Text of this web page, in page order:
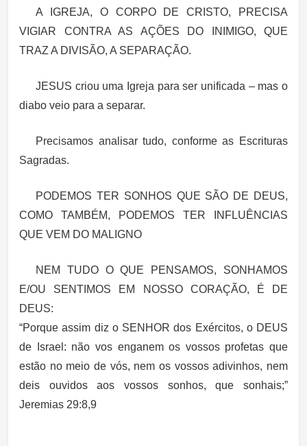
A IGREJA, O CORPO DE CRISTO, PRECISA
VIGIAR CONTRA AS AÇÕES DO INIMIGO, QUE
TRAZ A DIVISÃO, A SEPARAÇÃO.
JESUS criou uma Igreja para ser unificada – mas o
diabo veio para a separar.
Precisamos analisar tudo, conforme as Escrituras
Sagradas.
PODEMOS TER SONHOS QUE SÃO DE DEUS,
COMO TAMBÉM, PODEMOS TER INFLUÊNCIAS
QUE VEM DO MALIGNO
NEM TUDO O QUE PENSAMOS, SONHAMOS
E/OU SENTIMOS EM NOSSO CORAÇÃO, É DE
DEUS:
“Porque assim diz o SENHOR dos Exércitos, o DEUS
de Israel: não vos enganem os vossos profetas que
estão no meio de vós, nem os vossos adivinhos, nem
deis ouvidos aos vossos sonhos, que sonhais;”
Jeremias 29:8,9